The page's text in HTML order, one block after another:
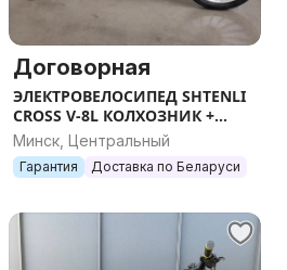
Договорная
ЭЛЕКТРОВЕЛОСИПЕД SHTENLI
CROSS V-8L КОЛХОЗНИК +
ПОДАРКИ 48V12A РАССРОЧКА
КРЕДИТ ЛИЗИНГ ДОСТАВКА
Минск, Центральный
Гарантия Доставка по Беларуси